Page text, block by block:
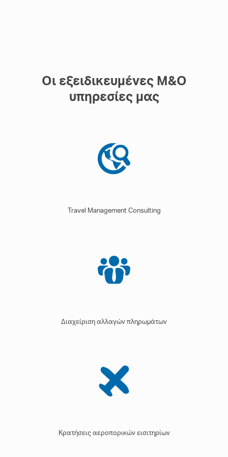
Οι εξειδικευμένες M&O
υπηρεσίες μας
Travel Management Consulting
Διαχείριση αλλαγών πληρωμάτων
Kρατήσεις αεροπορικών εισιτηρίων